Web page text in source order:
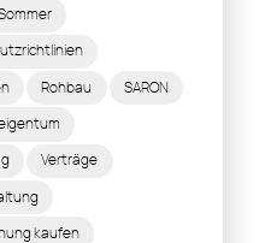
Rohbau SARON
Verträge
kaufen